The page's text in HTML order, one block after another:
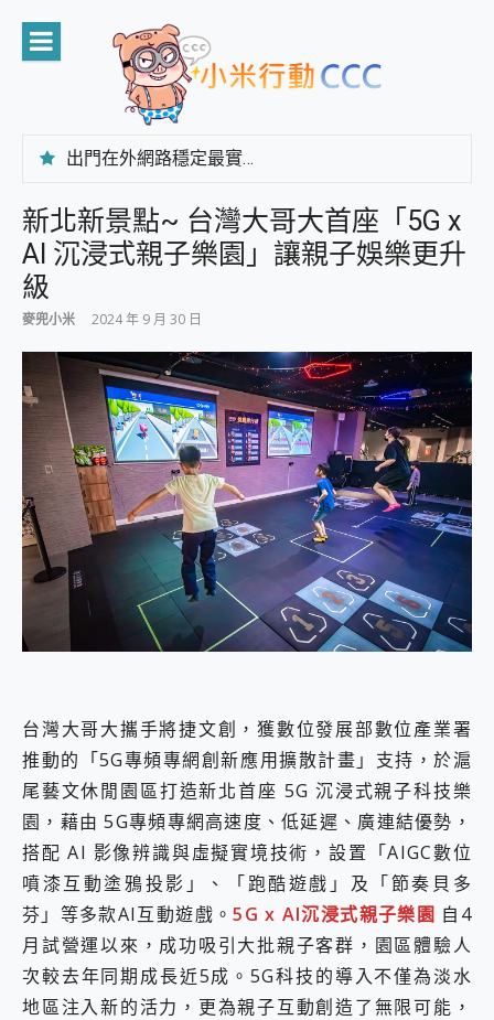
content
出門在外網路穩定最實在 「台灣大哥大」榮獲 4G/5G 在線率全球 NO.3 全台第一與全台六冠王實測心得，走到哪順到哪！
專為 PC上的 XBOX和掌機設計的 FireCuda X1070 SSD 固態硬碟開箱 評測
AI 支付 一錶搞定大小事 Xiaomi Watch 5 開箱 評測
超驚艷 讓人一眼就愛上 LENOVO 聯想 Yoga Book 9 14吋 AI輕薄筆電 開箱 評測
美到讓人超想擁有 moto pad 60 系列 與 Moto | Swarovski razr 60 冰藍限定版本 開箱 評測
好用的 EaseUS Partition Master 讓您輕鬆的移除與格式化有防寫保護的隨身碟或SD卡
一鍵修復模糊影片、舊照的 AI 好幫手! VideoProc Converter AI 新版全解析 × 年末優惠，一篇全看懂
小朋友才做選擇 投影機 RGB藍牙音響 氛圍情境燈 我通通都要！ Starfish 2 幻彩膠囊投影機｜結合「 智慧投影 & 煥彩流動 」的沈浸式生活新體驗
外型超吸晴~ 給您絕佳操控體驗 GravaStar Mercury K1 系列 異星機械鍵盤與 Mercury X 系列 輕量無線電競滑鼠 開箱 評測
開箱~變身「蜘蛛人」椅子軍師！MSI MPG 491CQP QD-OLED 超寬曲面電競螢幕，多工辦公、爽度滿滿的終極桌面體驗
iPhone 17 系列 有認證的防護來囉！ imos 首家導入 UL MCV 行銷宣告驗證的手機配件品牌
會走動的冷暖氣 SONY REON POCKET PRO 穿戴式智慧冷暖調溫裝置 開箱 評測
飛利浦 JS7310 ⚡【電急便｜行動儲能救車電源】 可靠的旅行夥伴！帶給您優異的安全性與強大供電效能
是螢幕也是電視! 一機超多用途「MSI微星 Modern MD272UPSW 27型」 4K IPS 輕薄商用智慧聯網螢幕 開箱 評測
您的專屬AI 助手 Yoga Slim 7 Aura Edition 觸控AI筆電 開箱 評測
iPhone、Apple Watch、AirPods耳機 三個設備充電一起搞定 ONPRO MagReact™ M3 3 in 1可攜摺疊無線充電器 開箱 評測
動靜皆宜「HUAWEI FreeArc」開放式耳掛耳機，無感配戴! 超穩超服貼，音質、通話也很優質
好玩好拍 vivo V50 ~ 口袋裡的 Zeiss 潮流攝影棚!
25種洗烘模式一機搞定! Roborock 衣莉莎白 H1 Neo分子篩洗脫烘 AI 滾筒洗衣機
給 MSI Claw 系列電競掌機 最完美的家 MSI Nest Docking Station 掌機專屬擴充底座 開箱 評測
B&O 精品級音響! Home+ 中嘉寬頻 SoundBox 劇院串流盒 開箱 評測
2億 APO蔡司長焦神機降臨~ vivo X200 Pro、vivo X200 就是這麼好拍
新北新景點~ 台灣大哥大首座「5G x
AI 沉浸式親子樂園」讓親子娛樂更升
級
麥兜小米 2024 年 9 月 30 日
台灣大哥大攜手將捷文創，獲數位發展部數位產業署
推動的「5G專頻專網創新應用擴散計畫」支持，於滬
尾藝文休閒園區打造新北首座 5G 沉浸式親子科技樂
園，藉由 5G專頻專網高速度、低延遲、廣連結優勢，
搭配 AI 影像辨識與虛擬實境技術，設置「AIGC數位
噴漆互動塗鴉投影」、「跑酷遊戲」及「節奏貝多
芬」等多款AI互動遊戲。5G x AI沉浸式親子樂園 自4
月試營運以來，成功吸引大批親子客群，園區體驗人
次較去年同期成長近5成。5G科技的導入不僅為淡水
地區注入新的活力，更為親子互動創造了無限可能，